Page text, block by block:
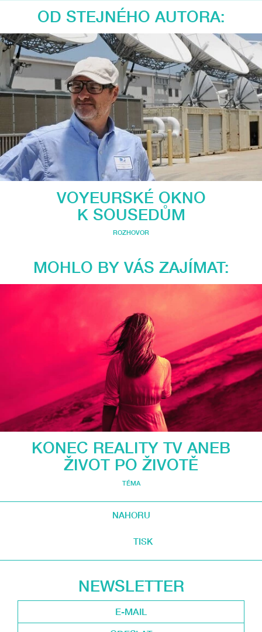
OD STEJNÉHO AUTORA:
VOYEURSKÉ OKNO
K SOUSEDŮM
ROZHOVOR
MOHLO BY VÁS ZAJÍMAT:
KONEC REALITY TV ANEB
ŽIVOT PO ŽIVOTĚ
TÉMA
NAHORU
TISK
NEWSLETTER